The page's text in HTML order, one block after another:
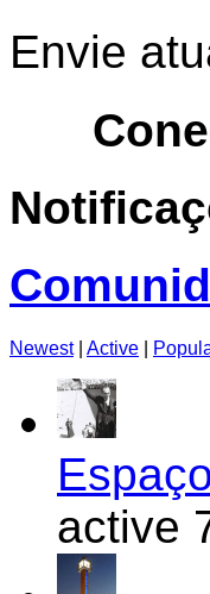
Envie
Newest Active
active